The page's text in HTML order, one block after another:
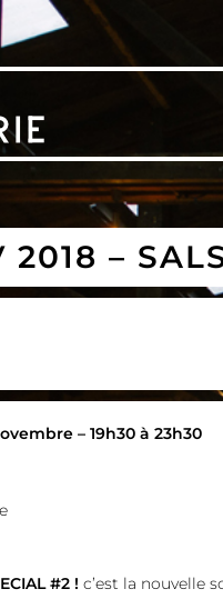
2018 –
– 19h30 à 23h30
#2 ! c’est la nouvelle